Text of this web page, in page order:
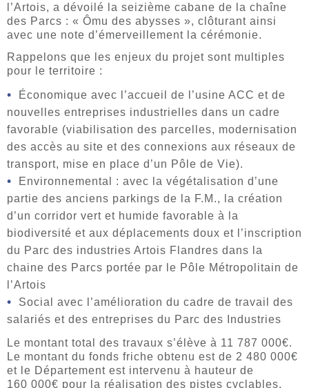
l’Artois, a dévoilé la seizième cabane de la chaîne
des Parcs : « Ômu des abysses », clôturant ainsi
avec une note d’émerveillement la cérémonie.
Rappelons que les enjeux du projet sont multiples
pour le territoire :
Économique avec l’accueil de l’usine ACC et de
nouvelles entreprises industrielles dans un cadre
favorable (viabilisation des parcelles, modernisation
des accès au site et des connexions aux réseaux de
transport, mise en place d’un Pôle de Vie).
Environnemental : avec la végétalisation d’une
partie des anciens parkings de la F.M., la création
d’un corridor vert et humide favorable à la
biodiversité et aux déplacements doux et l’inscription
du Parc des industries Artois Flandres dans la
chaine des Parcs portée par le Pôle Métropolitain de
l’Artois
Social avec l’amélioration du cadre de travail des
salariés et des entreprises du Parc des Industries
Le montant total des travaux s’élève à 11 787 000€.
Le montant du fonds friche obtenu est de 2 480 000€
et le Département est intervenu à hauteur de
160 000€ pour la réalisation des pistes cyclables.